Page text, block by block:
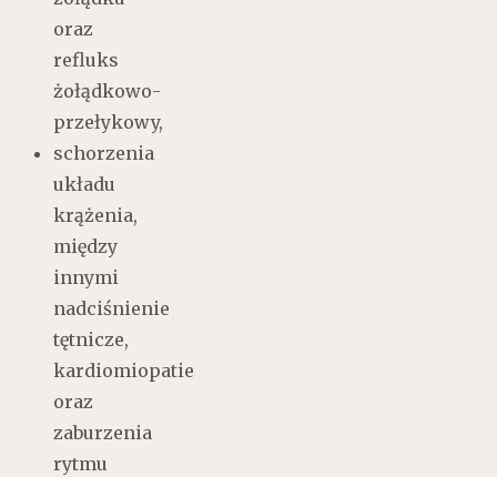
oraz
refluks
żołądkowo-
przełykowy,
schorzenia
układu
krążenia,
między
innymi
nadciśnienie
tętnicze,
kardiomiopatie
oraz
zaburzenia
rytmu